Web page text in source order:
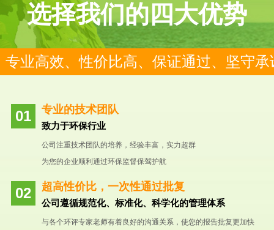
选择我们的四大优势
专业高效、性价比高、保证通过、坚守承
专业的技术团队
致力于环保行业
公司注重技术团队的培养，经验丰富，实力超群
为您的企业顺利通过环保监督保驾护航
超高性价比，一次性通过批复
公司遵循规范化、标准化、科学化的管理体系
与各个环评专家老师有着良好的沟通关系，使您的报告批复更加快